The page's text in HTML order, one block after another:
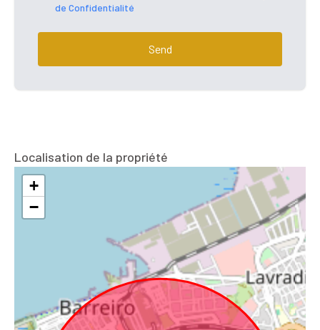
de Confidentialité
Send
Localisation de la propriété
+
−